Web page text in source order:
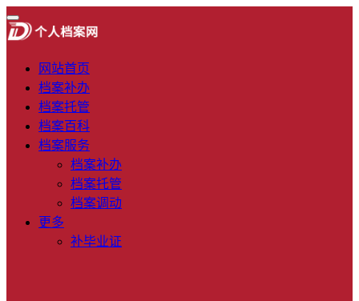
网站首页
档案补办
档案托管
档案百科
档案服务
档案补办
档案托管
档案调动
更多
补毕业证